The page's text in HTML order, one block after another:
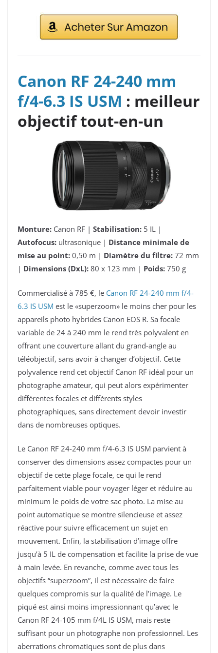
Canon RF 24-240 mm
f/4-6.3 IS USM : meilleur
objectif tout-en-un
Monture: Canon RF | Stabilisation: 5 IL |
Autofocus: ultrasonique | Distance minimale de
mise au point: 0,50 m | Diamètre du filtre: 72 mm
| Dimensions (DxL): 80 x 123 mm | Poids: 750 g
Commercialisé à 785 €, le Canon RF 24-240 mm f/4-
6.3 IS USM est le «superzoom» le moins cher pour les
appareils photo hybrides Canon EOS R. Sa focale
variable de 24 à 240 mm le rend très polyvalent en
offrant une couverture allant du grand-angle au
téléobjectif, sans avoir à changer d’objectif. Cette
polyvalence rend cet objectif Canon RF idéal pour un
photographe amateur, qui peut alors expérimenter
différentes focales et différents styles
photographiques, sans directement devoir investir
dans de nombreuses optiques.
Le Canon RF 24-240 mm f/4-6.3 IS USM parvient à
conserver des dimensions assez compactes pour un
objectif de cette plage focale, ce qui le rend
parfaitement viable pour voyager léger et réduire au
minimum le poids de votre sac photo. La mise au
point automatique se montre silencieuse et assez
réactive pour suivre efficacement un sujet en
mouvement. Enfin, la stabilisation d’image offre
jusqu’à 5 IL de compensation et facilite la prise de vue
à main levée. En revanche, comme avec tous les
objectifs “superzoom”, il est nécessaire de faire
quelques compromis sur la qualité de l’image. Le
piqué est ainsi moins impressionnant qu’avec le
Canon RF 24-105 mm f/4L IS USM, mais reste
suffisant pour un photographe non professionnel. Les
aberrations chromatiques sont de plus dans